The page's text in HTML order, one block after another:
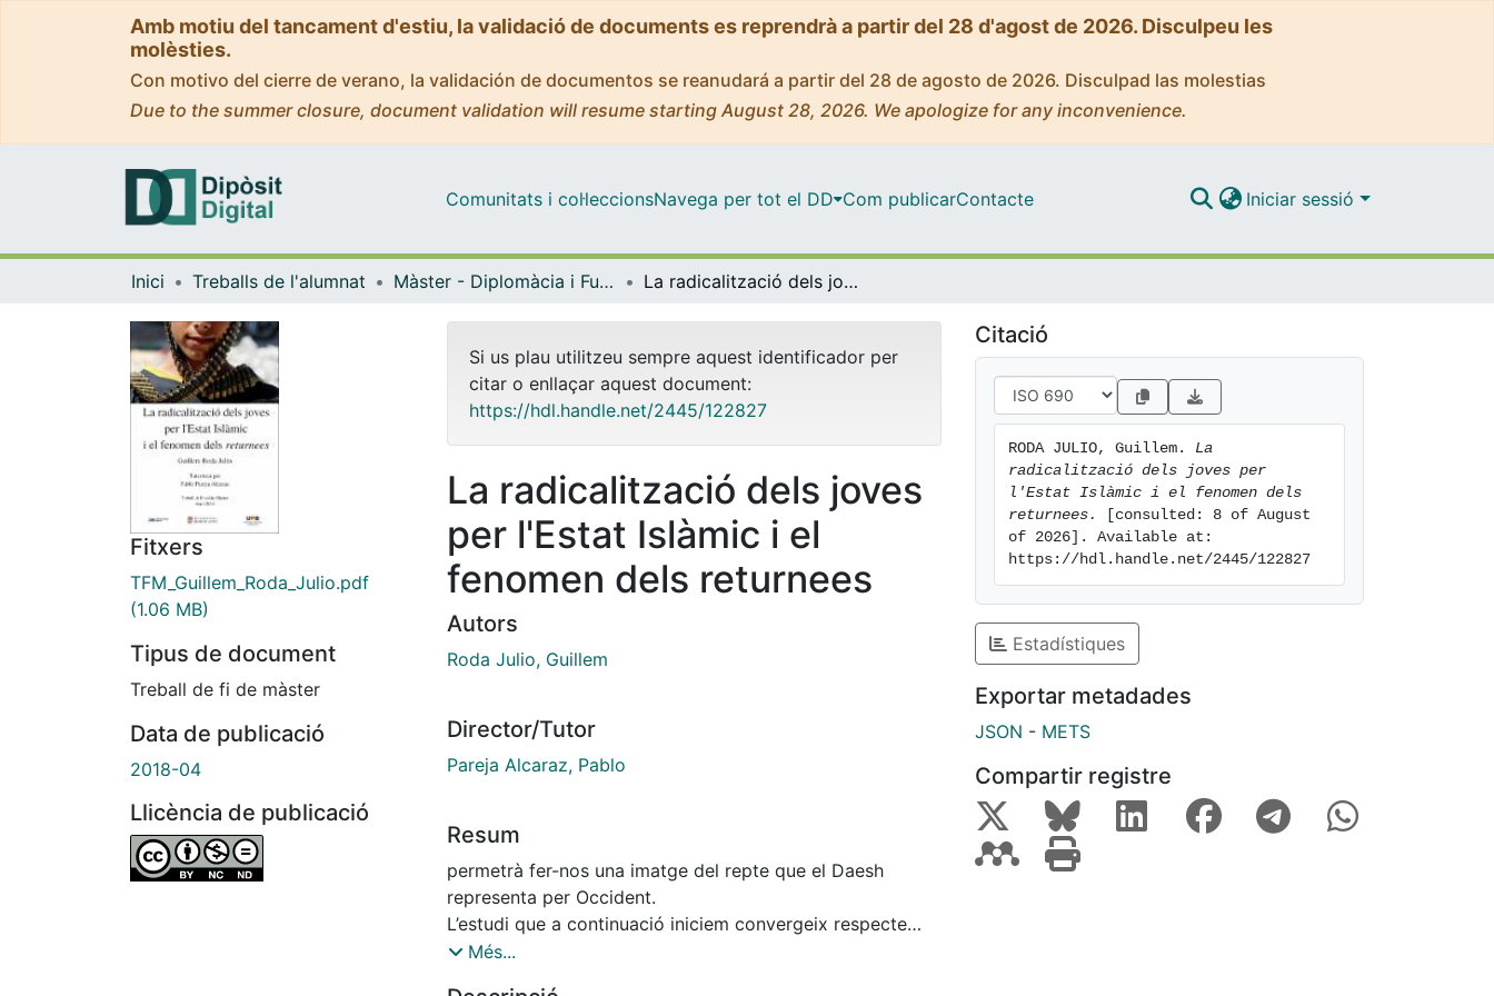
Amb motiu del tancament d'estiu, la validació de documents es reprendrà a partir del 28 d'agost de 2026. Disculpeu les
molèsties.
Con motivo del cierre de verano, la validación de documentos se reanudará a partir del 28 de agosto de 2026. Disculpad las molestias
Due to the summer closure, document validation will resume starting August 28, 2026. We apologize for any inconvenience.
Comunitats i col·leccionsNavega per tot el DD Com publicarContacte Iniciar sessió
Inici Treballs de l'alumnat Màster - Diplomàcia i Funció Pública Internacional La radicalització dels joves per l'Estat Islàmic i el fenomen dels returnees
Fitxers
TFM_Guillem_Roda_Julio.pdf
(1.06 MB)
Tipus de document
Treball de fi de màster
Data de publicació
2018-04
Llicència de publicació
Si us plau utilitzeu sempre aquest identificador per
citar o enllaçar aquest document:
https://hdl.handle.net/2445/122827
La radicalització dels joves
per l'Estat Islàmic i el
fenomen dels returnees
Autors
Roda Julio, Guillem
Director/Tutor
Pareja Alcaraz, Pablo
Resum
permetrà fer-nos una imatge del repte que el Daesh
representa per Occident.
L’estudi que a continuació iniciem convergeix respecte
dos temes principals, la
Més...
Citació
RODA JULIO, Guillem. La
radicalització dels joves per
l'Estat Islàmic i el fenomen dels
returnees.
[consulted: 8 of August
of 2026]. Available at:
https://hdl.handle.net/2445/122827
Estadístiques
Exportar metadades
JSON - METS
Compartir registre